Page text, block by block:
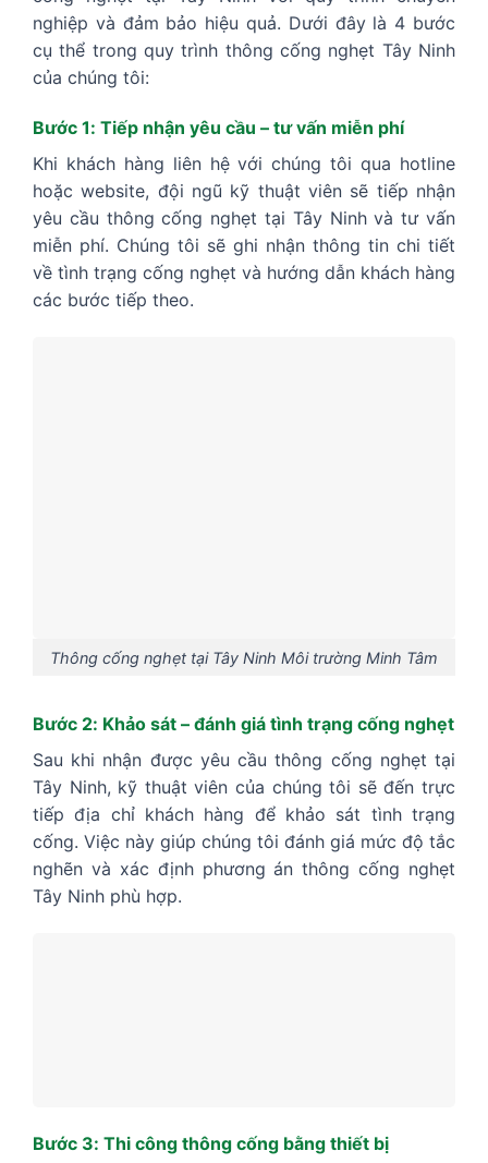
nghiệp và đảm bảo hiệu quả. Dưới đây là 4 bước
cụ thể trong quy trình thông cống nghẹt Tây Ninh
của chúng tôi:
Bước 1: Tiếp nhận yêu cầu – tư vấn miễn phí
Khi khách hàng liên hệ với chúng tôi qua hotline
hoặc website, đội ngũ kỹ thuật viên sẽ tiếp nhận
yêu cầu thông cống nghẹt tại Tây Ninh và tư vấn
miễn phí. Chúng tôi sẽ ghi nhận thông tin chi tiết
về tình trạng cống nghẹt và hướng dẫn khách hàng
các bước tiếp theo.
Thông cống nghẹt tại Tây Ninh Môi trường Minh Tâm
Bước 2: Khảo sát – đánh giá tình trạng cống nghẹt
Sau khi nhận được yêu cầu thông cống nghẹt tại
Tây Ninh, kỹ thuật viên của chúng tôi sẽ đến trực
tiếp địa chỉ khách hàng để khảo sát tình trạng
cống. Việc này giúp chúng tôi đánh giá mức độ tắc
nghẽn và xác định phương án thông cống nghẹt
Tây Ninh phù hợp.
Bước 3: Thi công thông cống bằng thiết bị